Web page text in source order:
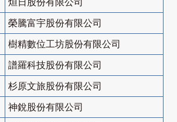
榮騰富宇股份有限公司
樹精數位工坊股份有限公司
譜羅科技股份有限公司
杉原文旅股份有限公司
神銳股份有限公司